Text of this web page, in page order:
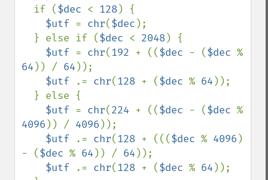
  if (
$dec < 128) {
$utf = chr($dec );
  } else if (
$dec < 2048) {
$utf = chr(192 + (($dec - ($dec
64 )) / 64 ));
$utf
.= chr(128 + ($dec % 64 ));
$utf = chr(224 + (($dec - ($dec
4096 )) / 4096 ));
$utf
.= chr(128 + ((($dec % 4096 )
- ($dec % 64 )) / 64 ));
$utf
.= chr(128 + ($dec % 64 ));